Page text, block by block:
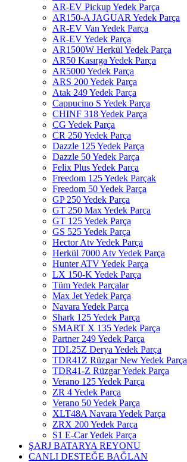
AR-EV Pickup Yedek Parça
AR150-A JAGUAR Yedek Parça
AR-EV Van Yedek Parça
AR-EV Yedek Parça
AR1500W Herkül Yedek Parça
AR50 Kasırga Yedek Parça
AR5000 Yedek Parça
ARS 200 Yedek Parça
Atak 249 Yedek Parça
Cappucino S Yedek Parça
CHINF 318 Yedek Parça
CG Yedek Parça
CR 250 Yedek Parça
Dazzle 125 Yedek Parça
Dazzle 50 Yedek Parça
Felix Plus Yedek Parça
Freedom 125 Yedek Parçak
Freedom 50 Yedek Parça
GP 250 Yedek Parça
GT 250 Max Yedek Parça
GT 125 Yedek Parça
GS 525 Yedek Parça
Hector Atv Yedek Parça
Herkül 7000 Atv Yedek Parça
Hunter ATV Yedek Parça
LX 150-K Yedek Parça
Tüm Yedek Parçalar
Max Jet Yedek Parça
Navara Yedek Parça
Shark 125 Yedek Parça
SMART X 135 Yedek Parça
Partner 249 Yedek Parça
TDL25Z Derya Yedek Parça
TDR41Z Rüzgar New Yedek Parça
TDR41-Z Rüzgar Yedek Parça
Verano 125 Yedek Parça
ZR 4 Yedek Parça
Verano 50 Yedek Parça
XLT48A Navara Yedek Parça
ZRX 200 Yedek Parça
S1 E-Car Yedek Parça
ŞARJ BATARYA REYONU
CANLI DESTEĞE BAĞLAN